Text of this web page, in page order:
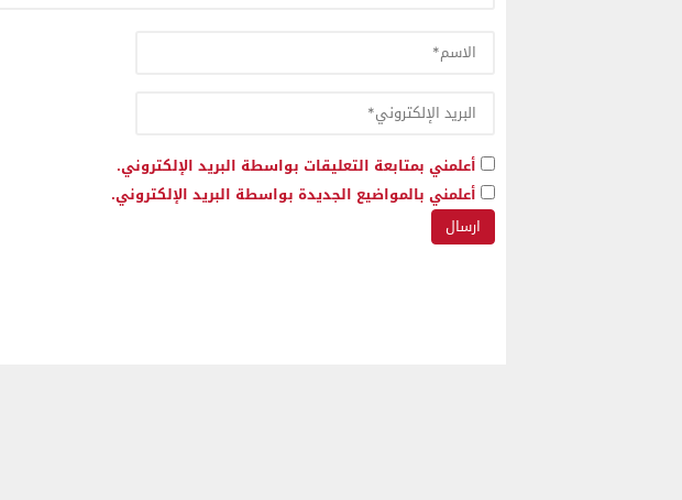
أعلمني بمتابعة التعليقات بواسطة البريد الإلكتروني.
أعلمني بالمواضيع الجديدة بواسطة البريد الإلكتروني.